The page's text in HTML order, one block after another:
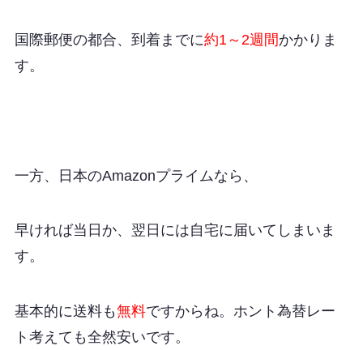
国際郵便の都合、到着までに約1～2週間かかりま
す。
一方、日本のAmazonプライムなら、
早ければ当日か、翌日には自宅に届いてしまいま
す。
基本的に送料も無料ですからね。ホント為替レー
ト考えても全然安いです。